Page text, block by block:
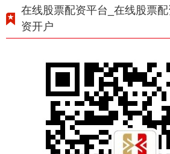
在线股票配资平台_在线股票
资开户